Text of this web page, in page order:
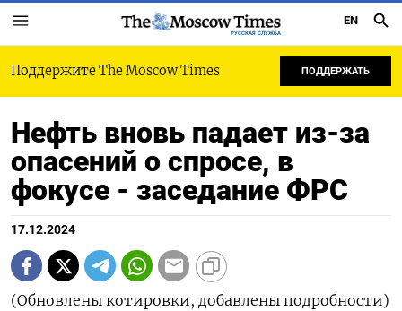
РУССКАЯ СЛУЖБА
EN
Поддержите The Moscow Times ПОДДЕРЖАТЬ
Нефть вновь падает из-за
опасений о спросе, в
фокусе - заседание ФРС
17.12.2024
(Обновлены котировки, добавлены подробности)